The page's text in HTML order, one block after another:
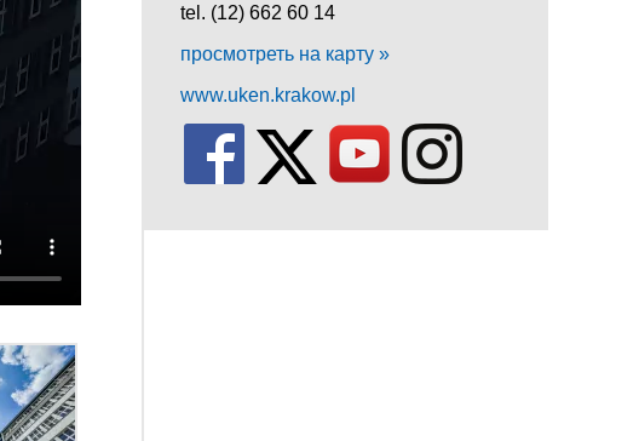
tel. (12) 662 60 14
просмотреть на карту »
www.uken.krakow.pl